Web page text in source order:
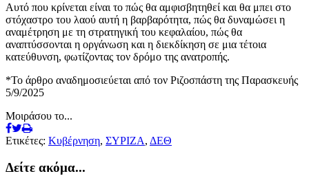
Αυτό που κρίνεται είναι το πώς θα αμφισβητηθεί και θα μπει στο
στόχαστρο του λαού αυτή η βαρβαρότητα, πώς θα δυναμώσει η
αναμέτρηση με τη στρατηγική του κεφαλαίου, πώς θα
αναπτύσσονται η οργάνωση και η διεκδίκηση σε μια τέτοια
κατεύθυνση, φωτίζοντας τον δρόμο της ανατροπής.
*Το άρθρο αναδημοσιεύεται από τον Ριζοσπάστη της Παρασκευής
5/9/2025
Μοιράσου το...
Ετικέτες: Κυβέρνηση, ΣΥΡΙΖΑ, ΔΕΘ
Δείτε ακόμα...